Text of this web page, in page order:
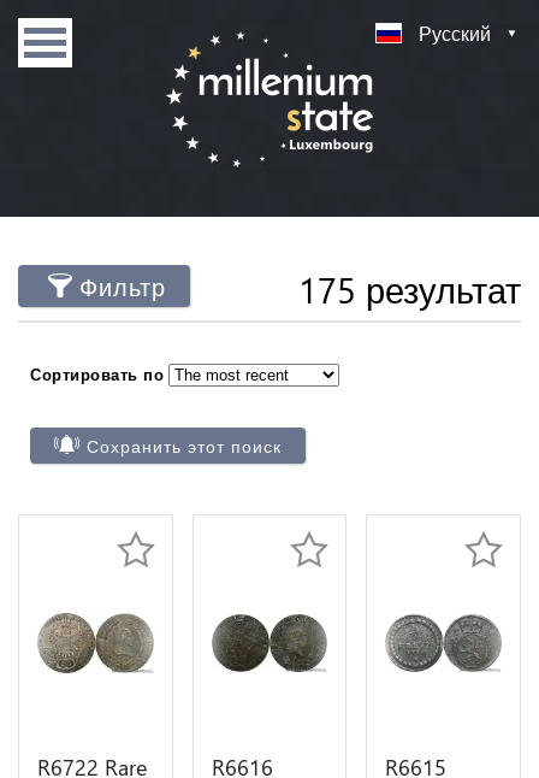
Русский
Фильтр 175 результат
Сортировать по
Сохранить этот поиск
R6722 Rare
R6616
R6615